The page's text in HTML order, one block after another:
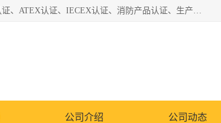
本公司专业从事全国：防爆认证、煤安认证、劳安认证、体系认证、产品认证、ATEX认证、IECEX认证、消防产品认证、生产认可证、验厂指导、认证技术支持、企业管理策划等一站式咨询服务。 用我们的智慧、经验、真诚与勤恳，分享成长的喜悦！ 全国24小时咨询热线：* 认证咨询：张老师（全国*）
公司介绍 公司动态